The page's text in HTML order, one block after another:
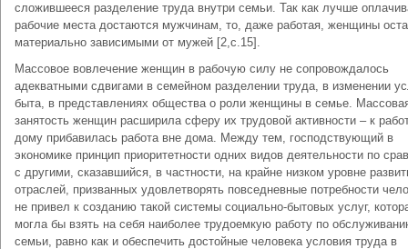
сложившееся разделение труда внутри семьи. Так как лучше
рабочие места достаются мужчинам, то, даже работая, женщины
материально зависимыми от мужей [2,с.15].
Массовое вовлечение женщин в рабочую силу не сопровождалось
адекватными сдвигами в семейном разделении труда, в изменении
быта, в представлениях общества о роли женщины в семье.
занятость женщин расширила сферу их трудовой активности – к
дому прибавилась работа вне дома. Между тем, господствующий в
экономике принцип приоритетности одних видов деятельности по
с другими, сказавшийся, в частности, на крайне низком уровне
отраслей, призванных удовлетворять повседневные потребности
не привел к созданию такой системы социально-бытовых услуг,
могла бы взять на себя наиболее трудоемкую работу по
семьи, равно как и обеспечить достойные человека условия труда в